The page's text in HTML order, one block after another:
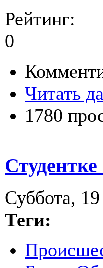
Рейтинг:
0
Читать
1780
Суббота,
Теги: